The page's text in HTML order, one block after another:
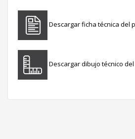
Descargar ficha técnica del
Descargar dibujo técnico